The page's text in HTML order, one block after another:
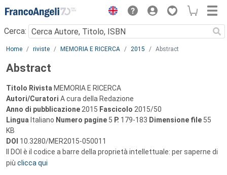
Menu
Cerca:
Main content
Home riviste MEMORIA E RICERCA 2015 Abstract
Abstract
Titolo Rivista MEMORIA E RICERCA
Autori/Curatori A cura della Redazione
Anno di pubblicazione 2015 Fascicolo 2015/50
Lingua Italiano Numero pagine 5 P. 179-183 Dimensione file 55
KB
DOI 10.3280/MER2015-050011
Il DOI è il codice a barre della proprietà intellettuale: per saperne di
più clicca qui